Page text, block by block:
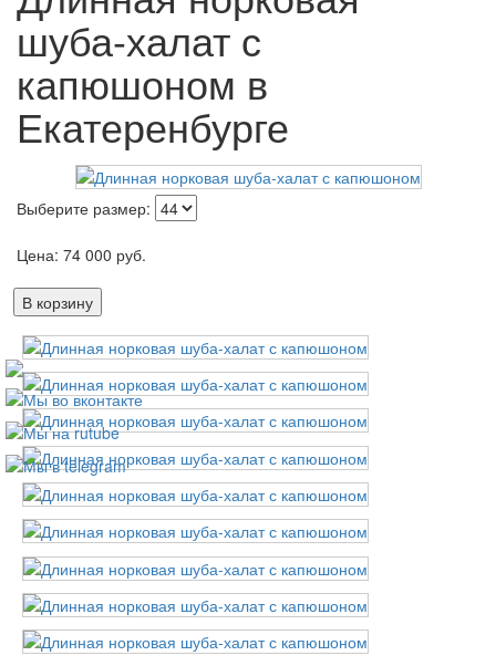
шуба-халат с
капюшоном в
Екатеренбурге
Выберите размер:
Цена: 74 000 руб.
В корзину